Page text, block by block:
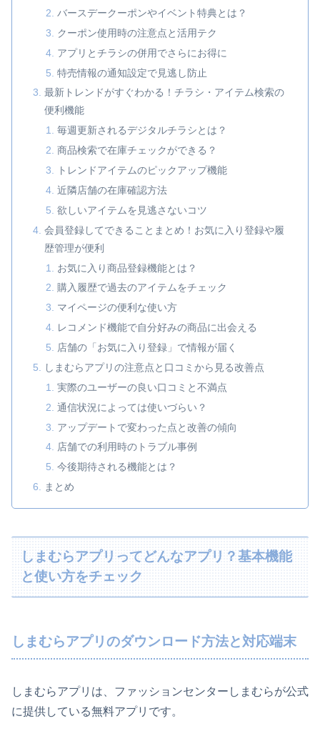
バースデークーポンやイベント特典とは？
クーポン使用時の注意点と活用テク
アプリとチラシの併用でさらにお得に
特売情報の通知設定で見逃し防止
最新トレンドがすぐわかる！チラシ・アイテム検索の
便利機能
毎週更新されるデジタルチラシとは？
商品検索で在庫チェックができる？
トレンドアイテムのピックアップ機能
近隣店舗の在庫確認方法
欲しいアイテムを見逃さないコツ
会員登録してできることまとめ！お気に入り登録や履
歴管理が便利
お気に入り商品登録機能とは？
購入履歴で過去のアイテムをチェック
マイページの便利な使い方
レコメンド機能で自分好みの商品に出会える
店舗の「お気に入り登録」で情報が届く
しまむらアプリの注意点と口コミから見る改善点
実際のユーザーの良い口コミと不満点
通信状況によっては使いづらい？
アップデートで変わった点と改善の傾向
店舗での利用時のトラブル事例
今後期待される機能とは？
まとめ
しまむらアプリってどんなアプリ？基本機能
と使い方をチェック
しまむらアプリのダウンロード方法と対応端末
しまむらアプリは、ファッションセンターしまむらが公式
に提供している無料アプリです。